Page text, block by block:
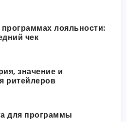
лояльности:
чек
значение и
ритейлеров
для программы